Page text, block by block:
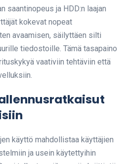
saantinopeus ja HDD:n laajan
kokevat nopeat
avaamisen, säilyttäen silti
tiedostoille. Tämä tasapaino
vaativiin tehtäviin että
käyttö mahdollistaa käyttäjien
ja usein käytettyihin